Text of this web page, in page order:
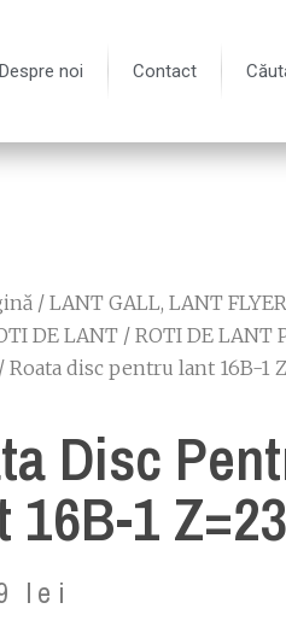
Despre noi Contact
/ LANT GALL, LANT
DE LANT / ROTI DE LANT
/ Roata disc pentru lant 16B-1
Disc
16B-1 Z=23
lei